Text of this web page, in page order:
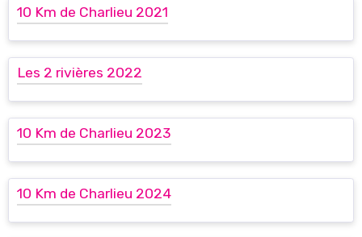
10 Km de Charlieu 2021
Les 2 rivières 2022
10 Km de Charlieu 2023
10 Km de Charlieu 2024